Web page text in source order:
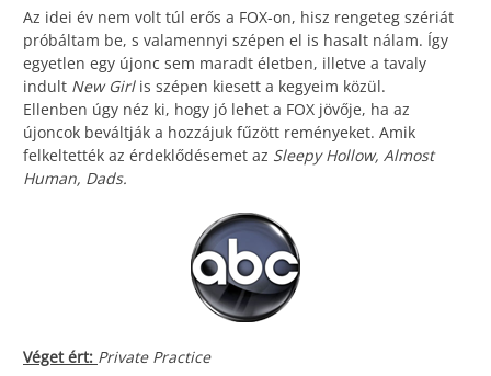
Az idei év nem volt túl erős a FOX-on, hisz rengeteg szériát
próbáltam be, s valamennyi szépen el is hasalt nálam. Így
egyetlen egy újonc sem maradt életben, illetve a tavaly
indult New Girlis szépen kiesett a kegyeim közül.
Ellenben úgy néz ki, hogy jó lehet a FOX jövője, ha az
újoncok beváltják a hozzájuk fűzött reményeket. Amik
felkeltették az érdeklődésemet az Sleepy Hollow, Almost
Human, Dads.
Véget ért: Private Practice